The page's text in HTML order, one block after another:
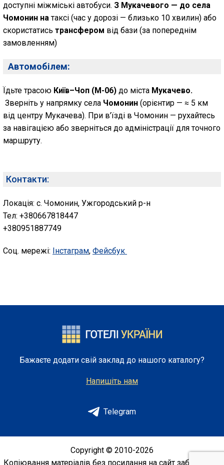
доступні міжміські автобуси. З Мукачевого — до села
Чомонин натаксі (час у дорозі — близько 10 хвилин) або
скористатись трансфером від бази (за попереднім
замовленням)
Автомобілем:
Їдьте трасою Київ–Чоп (М-06) до міста Мукачево.
Зверніть у напрямку села Чомонин (орієнтир — ≈ 5 км
від центру Мукачева). При в’їзді в Чомонин — рухайтесь
за навігацією або зверніться до адміністрації для точного
маршруту.
Контакти:
Локація: с. Чомонин, Ужгородський р-н
Тел: +380667818447
+380951887749
Соц. мережі: Інстаграм, Фейсбук
Бажаєте додати свій заклад до нашого каталогу?
Напишіть нам
Telegram
Copyright © 2010-2026
Копіювання матеріалів без посилання на сайт заборонено